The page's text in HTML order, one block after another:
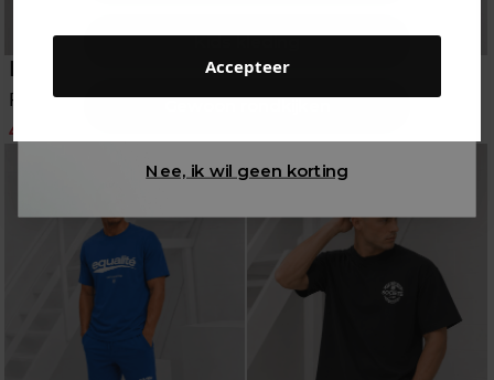
Accepteer
Equalité
Polo
45
Equalité
Polo
Kids kleding
Nee, ik wil geen korting